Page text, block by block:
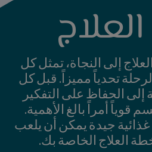
إلى النجاة، تمثل كل
تحدياً مميزاً. قبل كل
الحفاظ على التفكير
قوياً أمراً بالغ الأهمية.
جيدة يمكن أن يلعب
العلاج الخاصة بك.